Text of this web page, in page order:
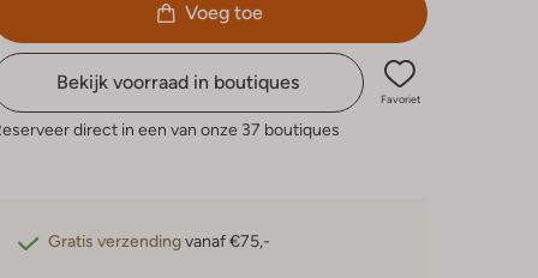
Voeg toe
Bekijk voorraad in boutiques
Favoriet
direct in een van onze 37 boutiques
Gratis verzendingvanaf €75,-